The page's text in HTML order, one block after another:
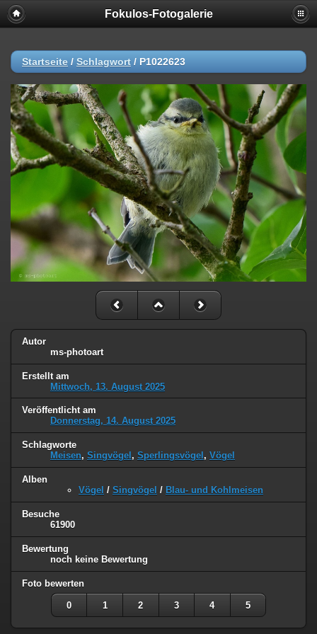
Fokulos-Fotogalerie
Startseite / Schlagwort / P1022623
Autor
ms-photoart
Erstellt am
Mittwoch, 13. August 2025
Veröffentlicht am
Donnerstag, 14. August 2025
Schlagworte
Meisen, Singvögel , Sperlingsvögel , Vögel
Alben
Vögel / Singvögel / Blau- und Kohlmeisen
Besuche
61900
Bewertung
noch keine Bewertung
Foto bewerten
0 1 2 3 4 5